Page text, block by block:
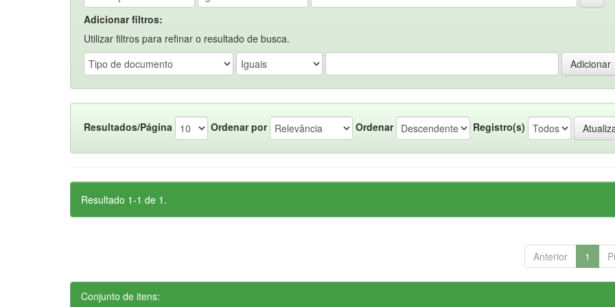
Adicionar filtros:
Utilizar filtros para refinar o resultado de busca.
Resultados/Página Ordenar por Ordenar Registro(s)
Resultado 1-1 de 1.
Anterior 1
Conjunto de itens: